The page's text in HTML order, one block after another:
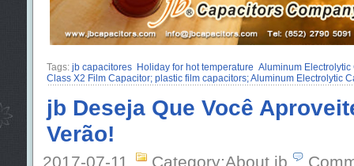
Tags: jb capacitores Holiday for hot temperature Aluminum Electrolytic
Class X2 Film Capacitor; plastic film capacitors; Aluminum Electrolytic
jb Deseja Que Você
Verão!
2017-07-11 Category:About jb